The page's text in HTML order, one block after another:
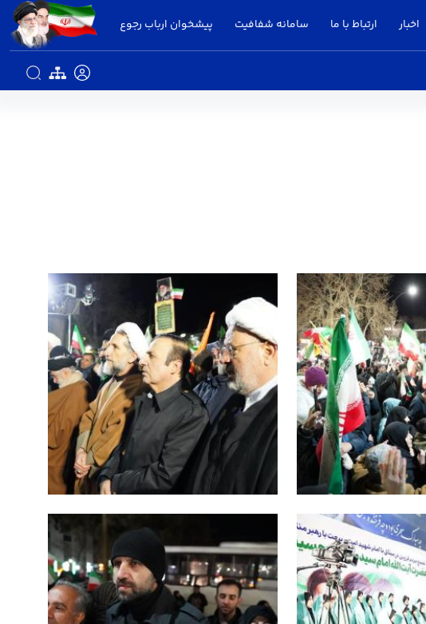
اخبار ارتباط با ما سامانه شفافیت پیشخوان ارباب رجوع